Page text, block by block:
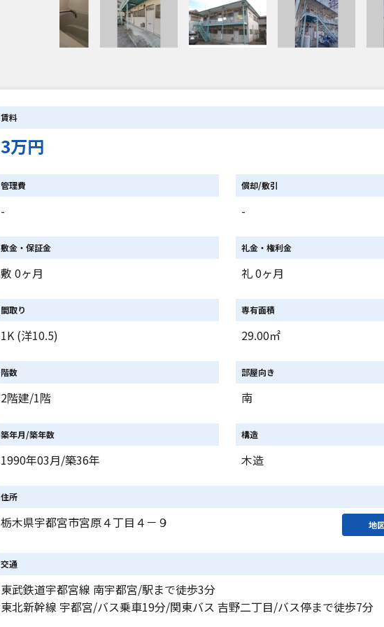
賃料
3万円
管理費
-
償却/敷引
-
敷金・保証金
敷 0ヶ月
礼金・権利金
礼 0ヶ月
間取り
1K (洋10.5)
専有面積
29.00㎡
階数
2階建/1階
部屋向き
南
築年月/築年数
1990年03月/築36年
構造
木造
住所
栃木県宇都宮市宮原４丁目４－９ 地
交通
東武鉄道宇都宮線 南宇都宮/駅まで徒歩3分
東北新幹線 宇都宮/バス乗車19分/関東バス 吉野二丁目/バス停まで徒歩7分